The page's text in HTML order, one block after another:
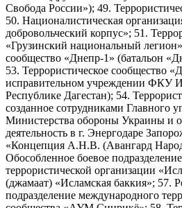
Свобода России»); 49.
50. Националистическая
добровольческий корпус»; 51.
«Грузинский национальный
сообщество «Днепр-1» (батальон
53. Террористическое сообщество
исправительном учреждении
Республике Дагестан); 54.
созданное сотрудниками Главного
Министерства обороны Украины и
деятельность в г. Энергодаре
«Концепция А.Н.В. (Авангард
Обособленное боевое
террористической организации
(джамаат) «Исламская баккия»; 57.
подразделение международного